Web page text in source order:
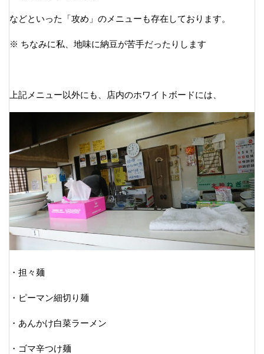
などといった「攻め」のメニューも存在しております。
※ ちなみに私、地味に納豆が苦手だったりします
上記メニュー以外にも、店内のホワイトボードには、
・担々麺
・ピーマン細切り麺
・あんかけ白菜ラーメン
・ゴマ辛つけ麺